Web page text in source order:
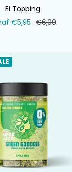
Ei Topping
€5,95 Normale
€6,99